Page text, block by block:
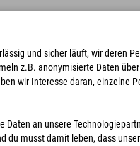
und sicher läuft, wir deren
z.B. anonymisierte Daten
wir Interesse daran, einzelne
Daten an unsere
du musst damit leben, dass